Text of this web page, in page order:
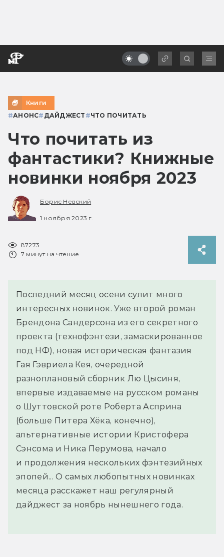
Книги
#АНОНС# ДАЙДЖЕСТ #ЧТО ПОЧИТАТЬ
Что почитать из
фантастики? Книжные
новинки ноября 2023
Борис Невский
1 ноября 2023 г.
87273
7 минут на чтение
Последний месяц осени сулит много
интересных новинок. Уже второй роман
Брендона Сандерсона из его секретного
проекта (технофэнтези, замаскированное
под НФ), новая историческая фантазия
Гая Гэвриела Кея, очередной
разноплановый сборник Лю Цысиня,
впервые издаваемые на русском романы
о Шуттовской роте Роберта Асприна
(больше Питера Хёка, конечно),
альтернативные истории Кристофера
Сэнсома и Ника Перумова, начало
и продолжения нескольких фэнтезийных
эпопей... О самых любопытных новинках
месяца расскажет наш регулярный
дайджест за ноябрь нынешнего года.